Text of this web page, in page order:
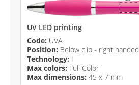
UV LED printing
Code: UVA
Position: Below clip - right handed
Technology: I
Max colors: Full Color
Max dimensions: 45 x 7 mm